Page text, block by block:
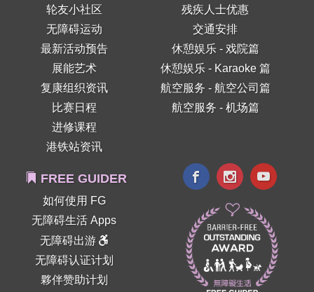
轮友小社区
无障碍运动
最新活动预告
展能艺术
复康组织资讯
比赛日程
进修课程
港铁站资讯
残疾人士优惠
交通安排
休憩娱乐 - 戏院篇
休憩娱乐 - Karaoke 篇
航空服务 - 航空公司篇
航空服务 - 机场篇
FREE GUIDER
如何使用 FG
无障碍生活 Apps
无障碍出游
无障碍认证计划
夥伴赞助计划